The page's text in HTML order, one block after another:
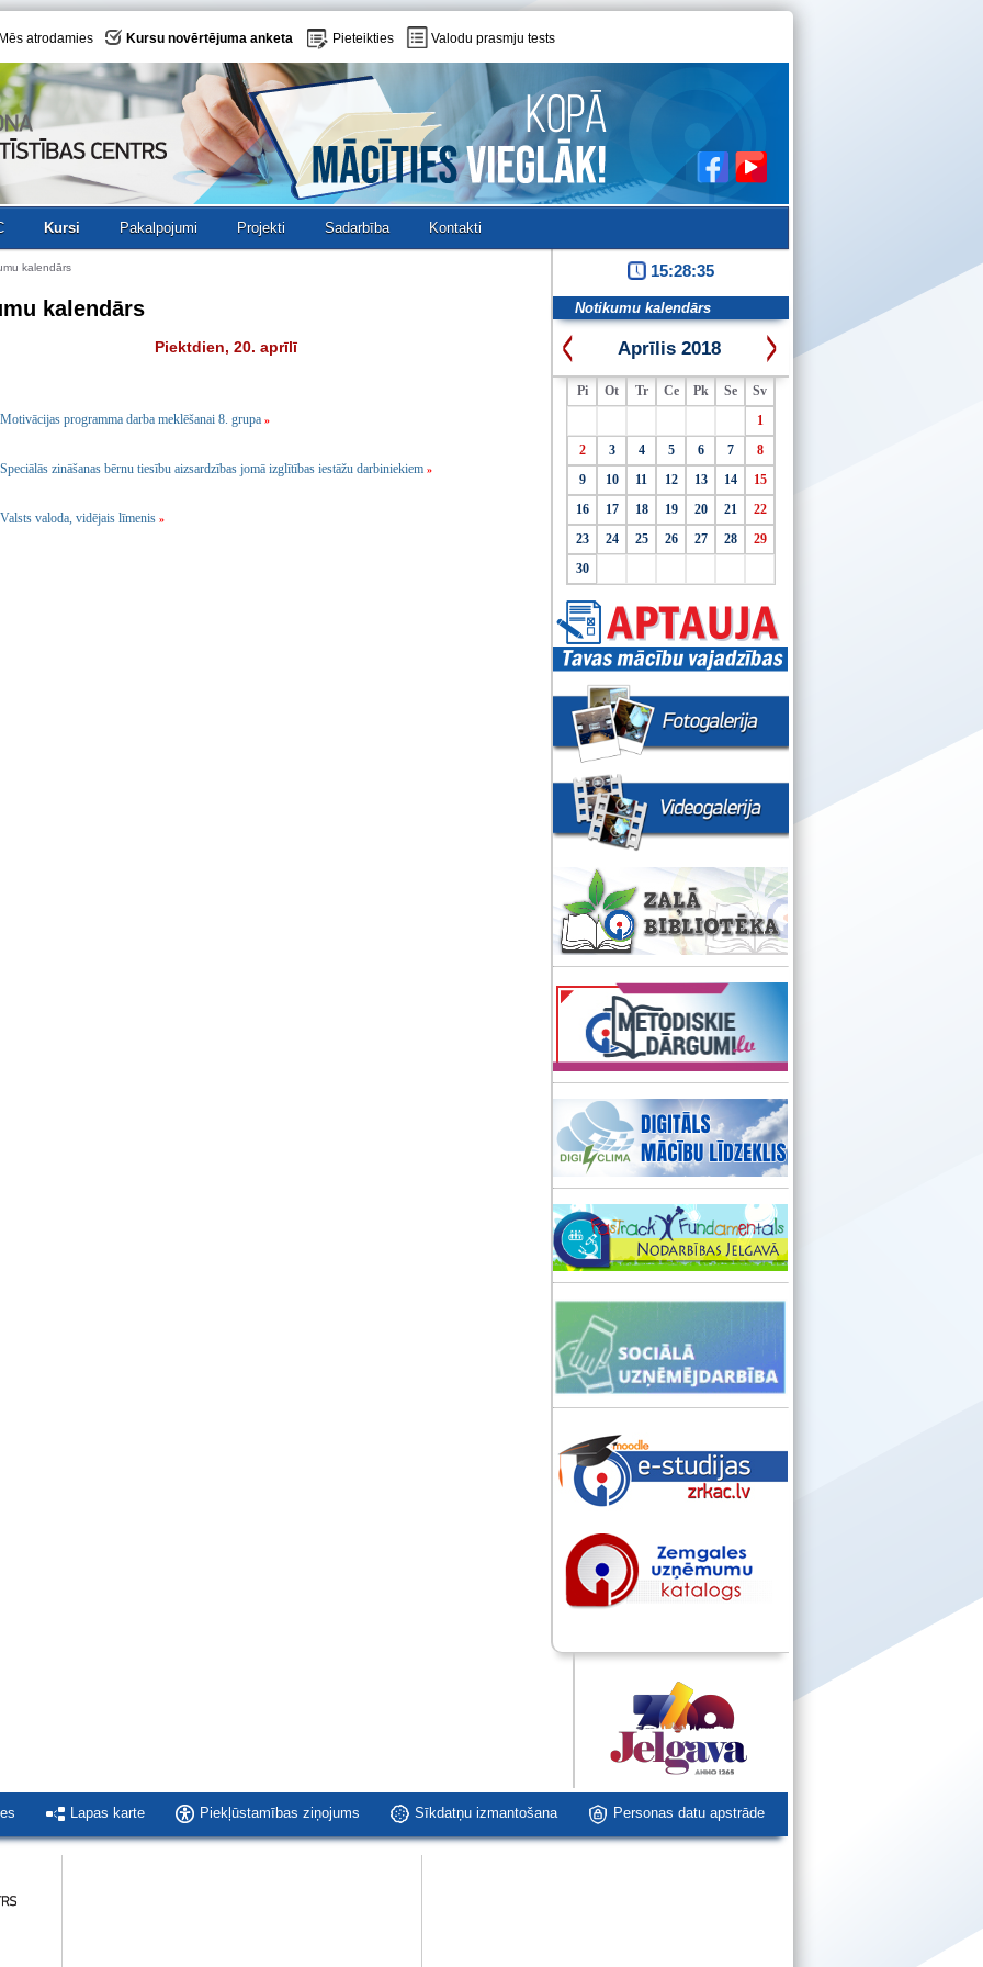
Mēs atrodamies Kursu novērtējuma anketa Pieteikties Valodu prasmju tests
Kursi Pakalpojumi Projekti Sadarbība Kontakti
kalendārs
kalendārs
Piektdien, 20. aprīlī
Motivācijas programma darba meklēšanai 8. grupa »
Speciālās zināšanas bērnu tiesību aizsardzības jomā izglītības iestāžu darbiniekiem »
Valsts valoda, vidējais līmenis »
15:28:35
Notikumu kalendārs
Aprīlis 2018
Pi Ot Tr Ce Pk Se
Sv
1
2
3 4 5 6 7
8
9
10 11 12 13 14
15
16
17 18 19 20 21
22
23
24 25 26 27 28
29
30
Lapas karte Piekļūstamības ziņojums Sīkdatņu izmantošana Personas datu apstrāde